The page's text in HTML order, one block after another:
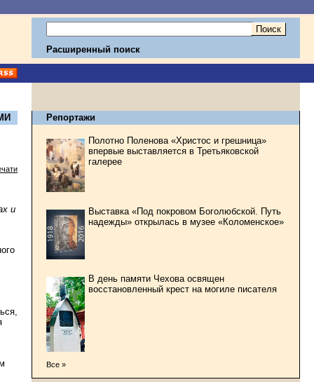
Расширенный поиск
и
Репортажи
Полотно Поленова «Христос и грешница»
впервые выставляется в Третьяковской
галерее
Выставка «Под покровом Боголюбской. Путь
надежды» открылась в музее «Коломенское»
В день памяти Чехова освящен
восстановленный крест на могиле писателя
Все »